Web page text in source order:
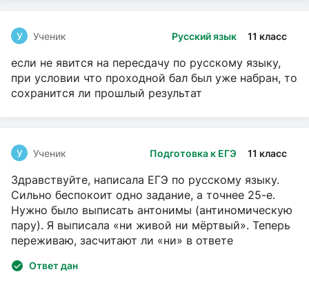
Русский язык 11 класс
У Ученик
если не явится на пересдачу по русскому языку,
при условии что проходной бал был уже набран, то
сохранится ли прошлый результат
Подготовка к ЕГЭ 11 класс
У Ученик
Здравствуйте, написала ЕГЭ по русскому языку.
Сильно беспокоит одно задание, а точнее 25-е.
Нужно было выписать антонимы (антиномическую
пару). Я выписала «ни живой ни мёртвый». Теперь
переживаю, засчитают ли «ни» в ответе
Ответ дан